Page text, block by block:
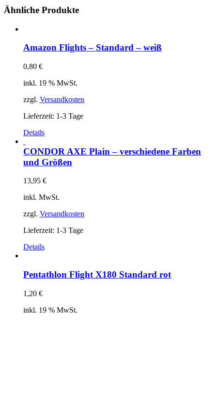
Ähnliche Produkte
Amazon Flights – Standard – weiß
0,80 €
inkl. 19 % MwSt.
zzgl. Versandkosten
Lieferzeit: 1-3 Tage
Details
CONDOR AXE Plain – verschiedene Farben
und Größen
13,95 €
inkl. MwSt.
zzgl. Versandkosten
Lieferzeit: 1-3 Tage
Dieses
mehrere
Varianten
auf.
Die
Optionen
Details
Pentathlon Flight X180 Standard rot
1,20 €
inkl. 19 % MwSt.